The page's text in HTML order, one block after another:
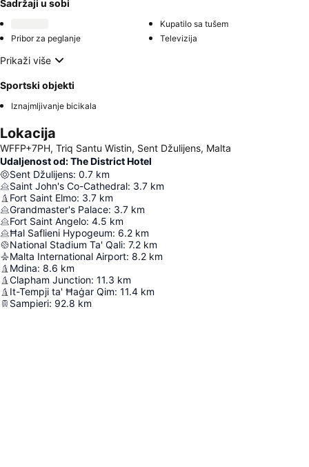
Sadržaji u sobi
Kupatilo sa tušem
Pribor za peglanje
Televizija
Prikaži više
Sportski objekti
Iznajmljivanje bicikala
Lokacija
WFFP+7PH, Triq Santu Wistin, Sent Džulijens, Malta
Udaljenost od: The District Hotel
Sent Džulijens: 0.7 km
Saint John's Co-Cathedral: 3.7 km
Fort Saint Elmo: 3.7 km
Grandmaster's Palace: 3.7 km
Fort Saint Angelo: 4.5 km
Ħal Saflieni Hypogeum: 6.2 km
National Stadium Ta' Qali: 7.2 km
Malta International Airport: 8.2 km
Mdina: 8.6 km
Clapham Junction: 11.3 km
It-Tempji ta' Ħaġar Qim: 11.4 km
Sampieri: 92.8 km